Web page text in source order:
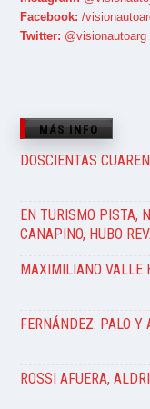
Facebook: /
Twitter: @visionautoarg
MÁS INFO
DOSCIENTAS
EN TURISMO PISTA,
CANAPINO, HUBO
MAXIMILIANO VALLE
FERNÁNDEZ: PALO Y
ROSSI AFUERA,